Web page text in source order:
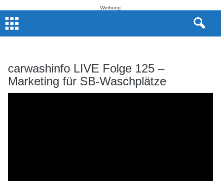
Werbung
carwashinfo LIVE Folge 125 –
Marketing für SB-Waschplätze